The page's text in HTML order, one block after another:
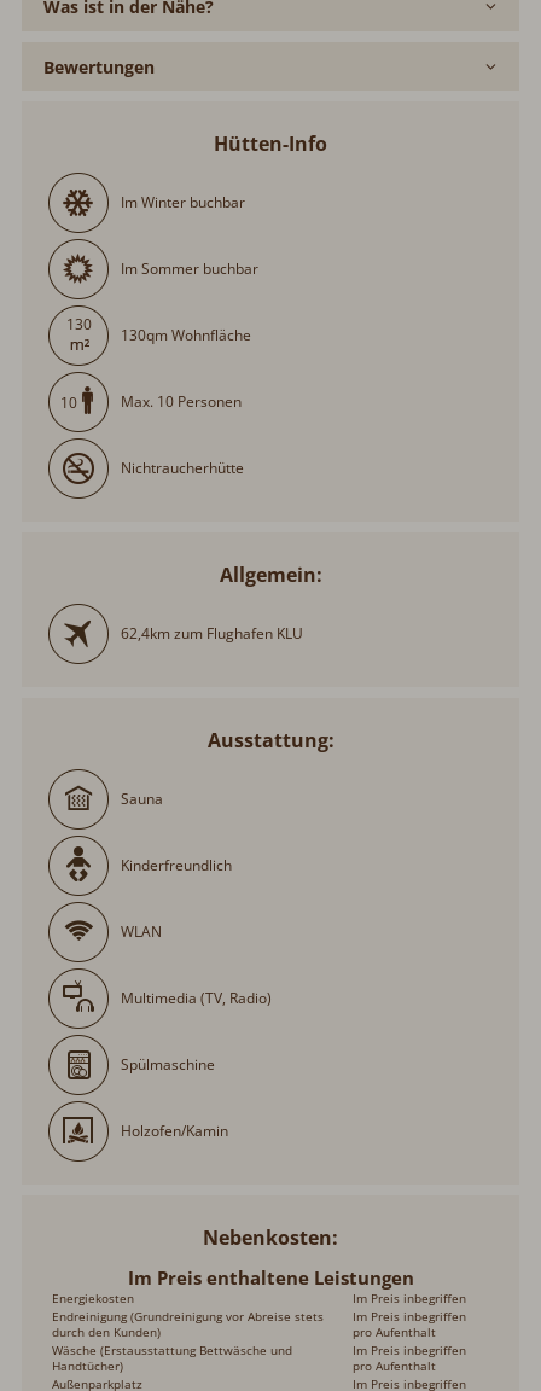
Bewertungen
Im Winter buchbar
Im Sommer buchbar
130
130qm Wohnfläche
10 Max. 10 Personen
Nichtraucherhütte
62,4km zum Flughafen KLU
Kinderfreundlich
WLAN
Multimedia (TV, Radio)
Spülmaschine
Holzofen/Kamin
durch den Kunden)
Aufenthalt
Wäsche (Erstausstattung Bettwäsche und
Handtücher)
Im Preis inbegriffen pro
Aufenthalt
Außenparkplatz
Im Preis inbegriffen
Interhome lässt 100'000 m2 Blühwiesen zum Schutz
der Bienen anpflanzen
Im Preis inbegriffen
Drahtloser Internetzugang (WIFI)
Im Preis inbegriffen